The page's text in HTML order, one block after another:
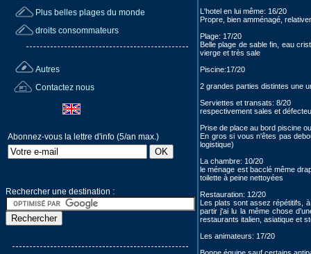
Plus belles plages du monde
droits consommateurs
Autres
Contactez nous
Abonnez-vous la lettre d'info (5/an max.)
Rechercher une destination :
L'hotel en lui même: 16/20
Propre, bien amménagé,
Plage: 17/20
Belle plage de sable fin, eau
vierge et très sale
Piscine:17/20
2 grandes parties distintes une
Serviettes et transats: 8/20
respectivement sales et
Prise de place au bord piscine
En gros si vous n'êtes pas
logistique)
La chambre: 10/20
le ménage est bacclé même
toilette à peine nettoyées
Restauration: 12/20
Les plats sont assez répétitifs,
partir j'ai lu la même chose
restaurants italien, asiatique et
Les animateurs: 17/20